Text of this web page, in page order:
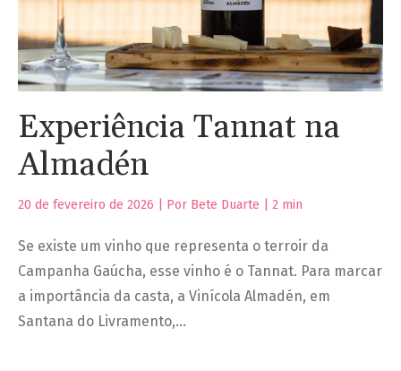
Experiência Tannat na
Almadén
20 de fevereiro de 2026 | Por Bete Duarte | 2 min
Se existe um vinho que representa o terroir da
Campanha Gaúcha, esse vinho é o Tannat. Para marcar
a importância da casta, a Vinícola Almadén, em
Santana do Livramento,…